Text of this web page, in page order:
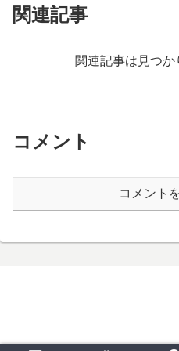
関連記事
関連記事は見つか
コメント
コメント